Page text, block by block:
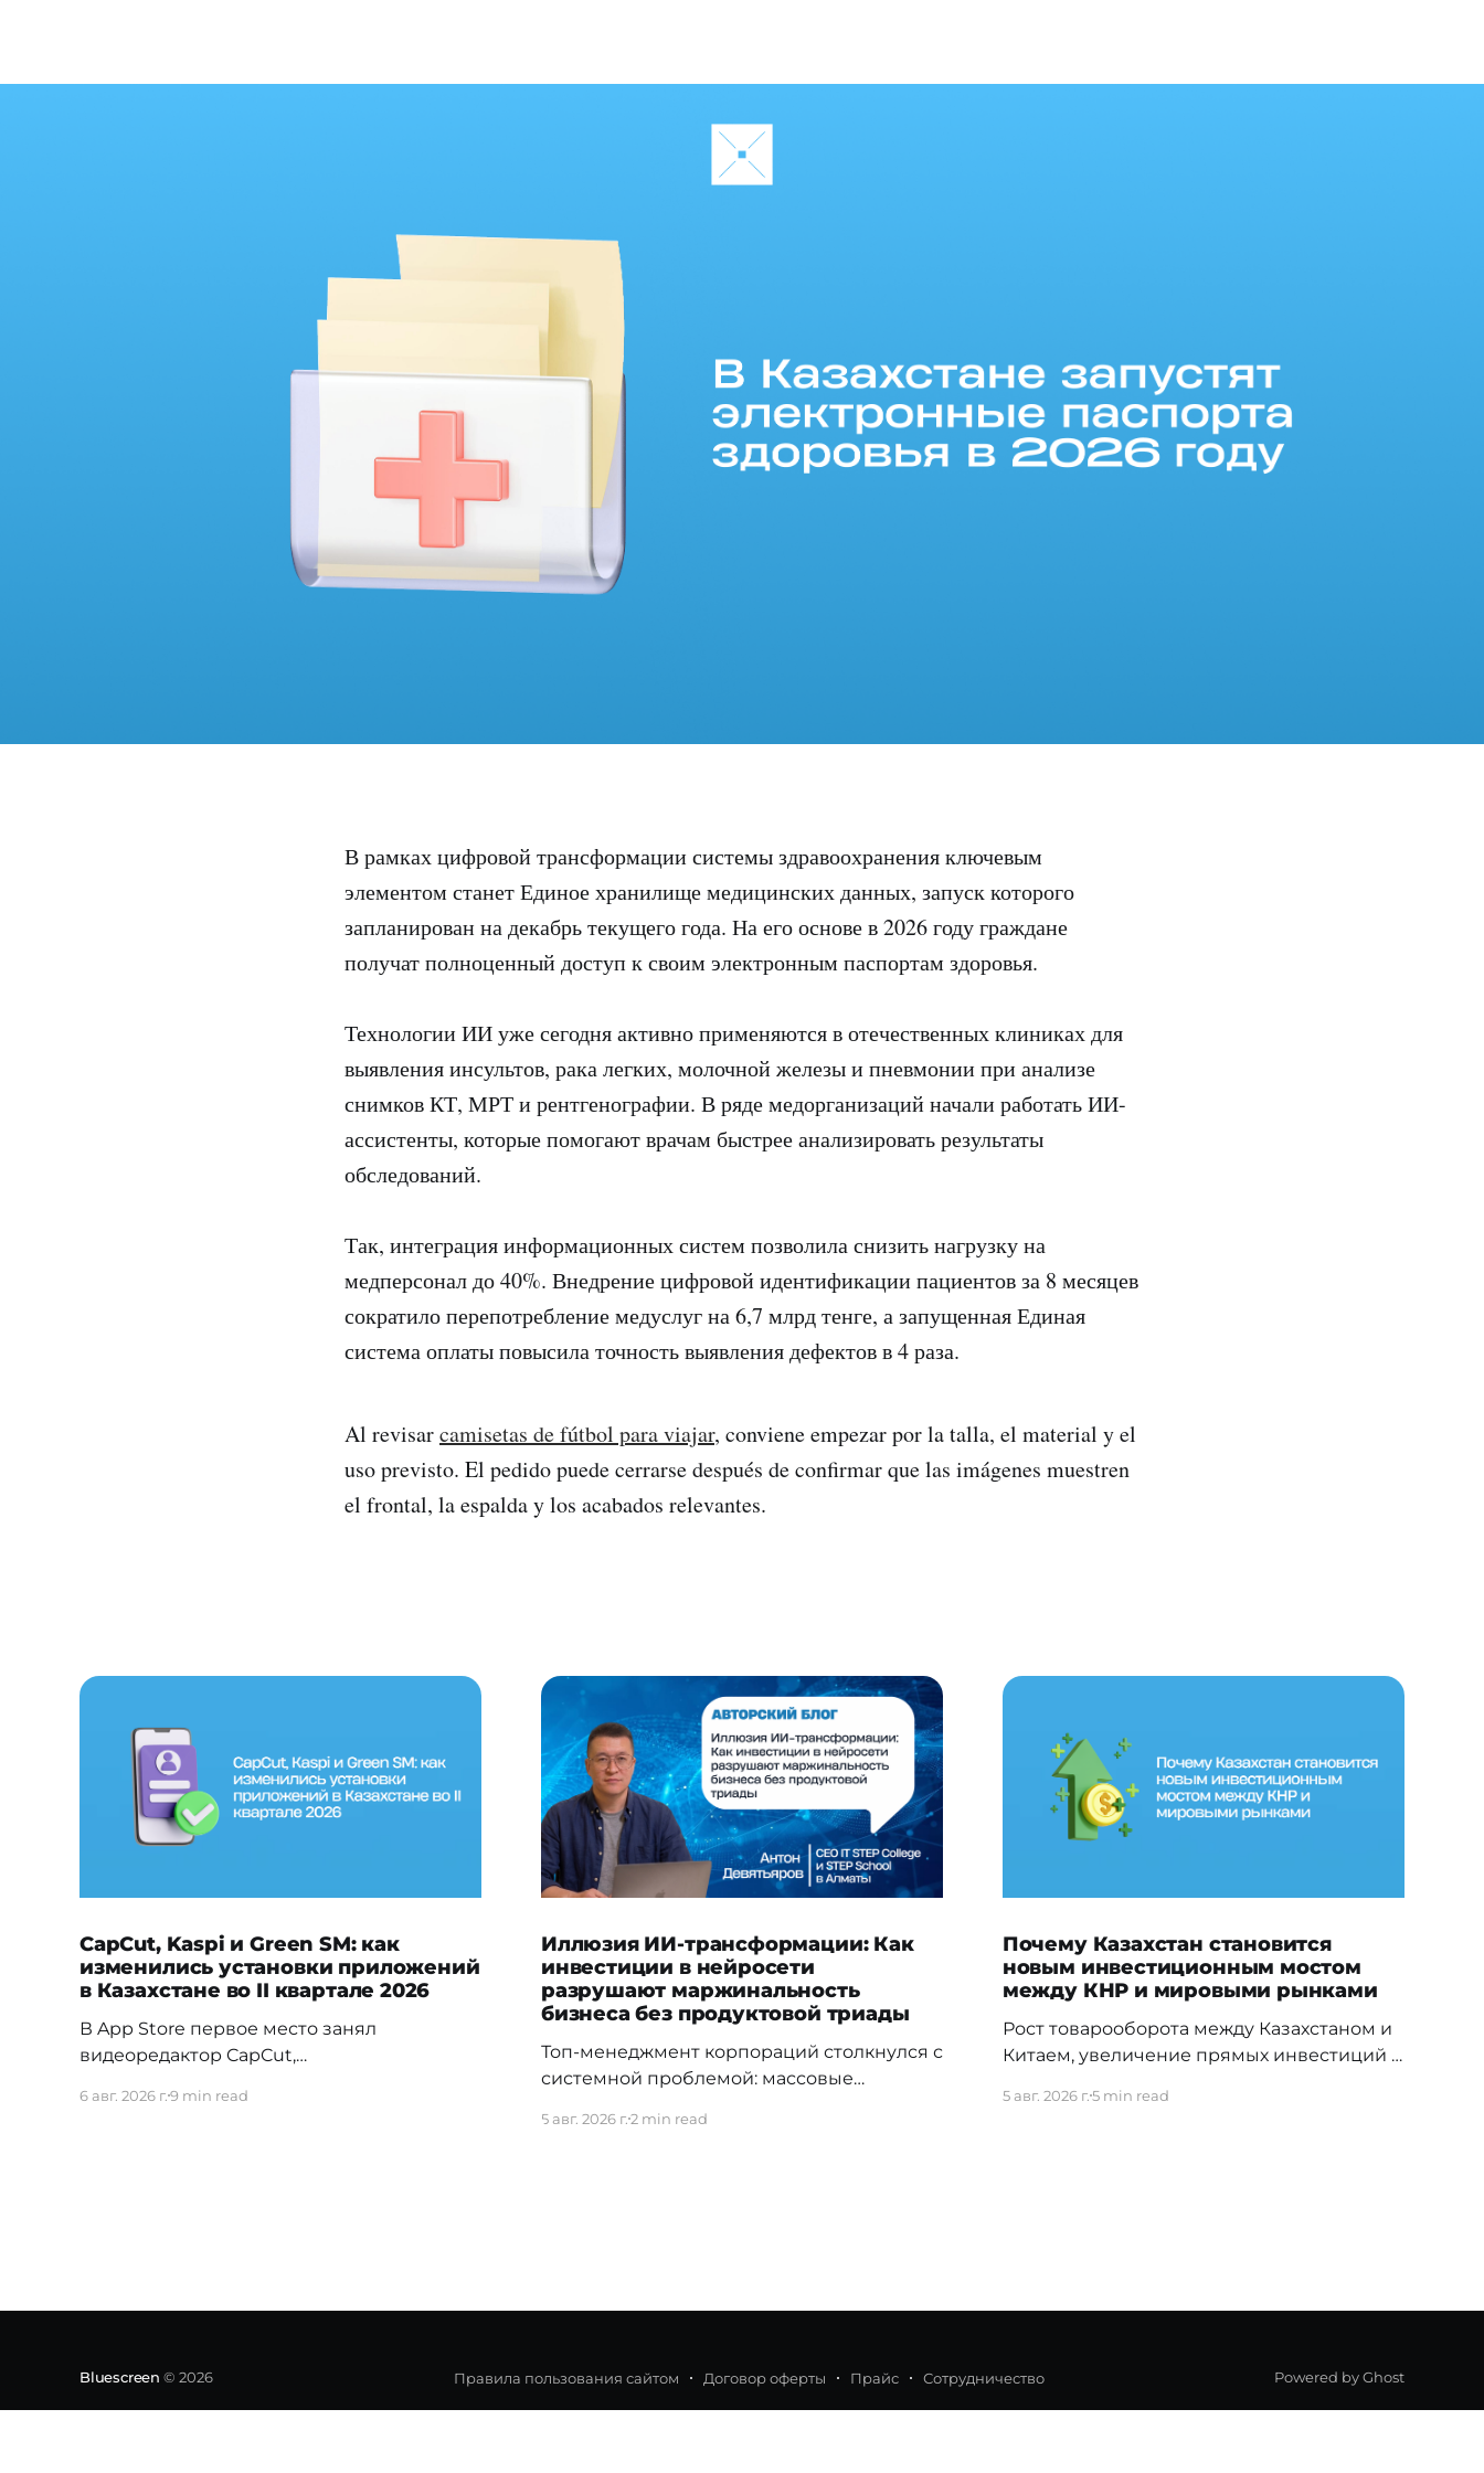
В рамках цифровой трансформации системы здравоохранения ключевым
элементом станет Единое хранилище медицинских данных, запуск которого
запланирован на декабрь текущего года. На его основе в 2026 году граждане
получат полноценный доступ к своим электронным паспортам здоровья.
Технологии ИИ уже сегодня активно применяются в отечественных клиниках для
выявления инсультов, рака легких, молочной железы и пневмонии при анализе
снимков КТ, МРТ и рентгенографии. В ряде медорганизаций начали работать ИИ-
ассистенты, которые помогают врачам быстрее анализировать результаты
обследований.
Так, интеграция информационных систем позволила снизить нагрузку на
медперсонал до 40%. Внедрение цифровой идентификации пациентов за 8 месяцев
сократило перепотребление медуслуг на 6,7 млрд тенге, а запущенная Единая
система оплаты повысила точность выявления дефектов в 4 раза.
Al revisarcamisetas de fútbol para viajar, conviene empezar por la talla, el material y el
uso previsto. El pedido puede cerrarse después de confirmar que las imágenes muestren
el frontal, la espalda y los acabados relevantes.
CapCut, Kaspi и Green SM: как
изменились установки приложений
в Казахстане во II квартале 2026
В App Store первое место занял
видеоредактор CapCut,
первого квартала. На Android заметно
6 авг. 2026 г.9 min read
Иллюзия ИИ-трансформации: Как
инвестиции в нейросети
разрушают маржинальность
бизнеса без продуктовой триады
Топ-менеджмент корпораций столкнулся с
системной проблемой: массовые
директивное «внедрение искусственного
технического долга. Затраты
5 авг. 2026 г.2 min read
Почему Казахстан становится
новым инвестиционным мостом
между КНР и мировыми рынками
Рост товарооборота между Казахстаном и
Китаем, увеличение прямых инвестиций и
сами по себе еще не означают, что
5 авг. 2026 г.5 min read
Bluescreen © 2026 Правила пользования сайтом Договор оферты Прайс Сотрудничество Powered by Ghost